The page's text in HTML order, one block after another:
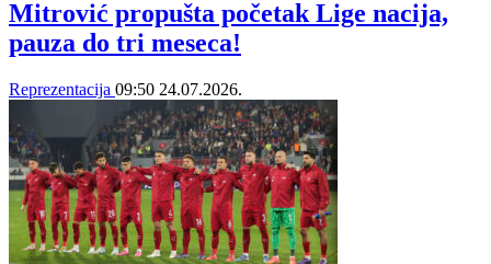
Mitrović propušta početak Lige nacija,
pauza do tri meseca!
Reprezentacija 09:50 24.07.2026.